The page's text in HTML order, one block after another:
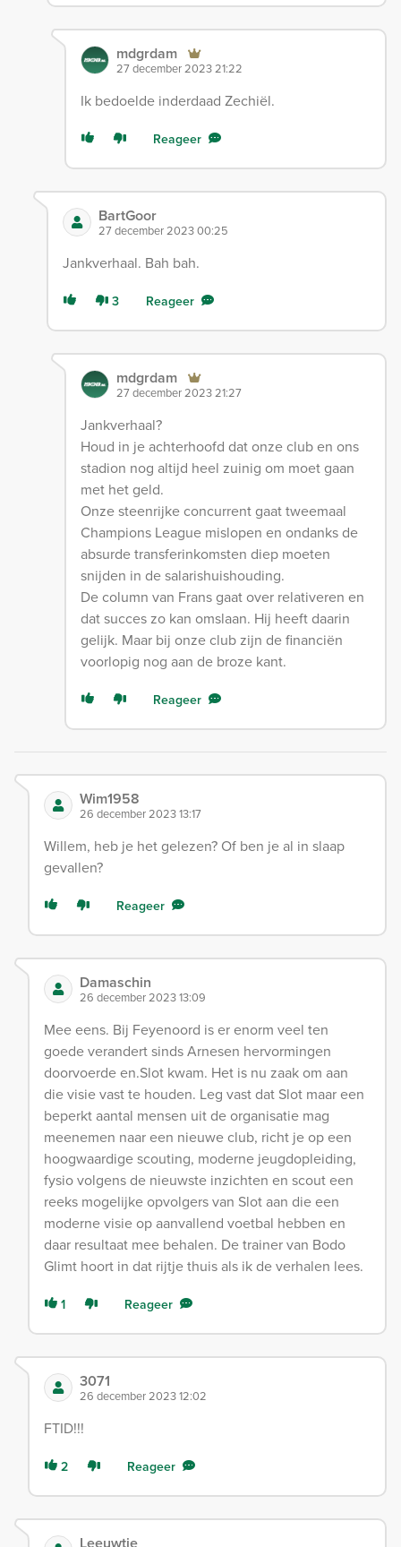
mdgrdam
27 december 2023 21:22
Ik bedoelde inderdaad Zechiël.
Reageer
BartGoor
27 december 2023 00:25
Jankverhaal. Bah bah.
3 Reageer
mdgrdam
27 december 2023 21:27
Jankverhaal?
Houd in je achterhoofd dat onze club en ons
stadion nog altijd heel zuinig om moet gaan
met het geld.
Onze steenrijke concurrent gaat tweemaal
Champions League mislopen en ondanks de
absurde transferinkomsten diep moeten
snijden in de salarishuishouding.
De column van Frans gaat over relativeren en
dat succes zo kan omslaan. Hij heeft daarin
gelijk. Maar bij onze club zijn de financiën
voorlopig nog aan de broze kant.
Reageer
Wim1958
26 december 2023 13:17
Willem, heb je het gelezen? Of ben je al in slaap
gevallen?
Reageer
Damaschin
26 december 2023 13:09
Mee eens. Bij Feyenoord is er enorm veel ten
goede verandert sinds Arnesen hervormingen
doorvoerde en.Slot kwam. Het is nu zaak om aan
die visie vast te houden. Leg vast dat Slot maar een
beperkt aantal mensen uit de organisatie mag
meenemen naar een nieuwe club, richt je op een
hoogwaardige scouting, moderne jeugdopleiding,
fysio volgens de nieuwste inzichten en scout een
reeks mogelijke opvolgers van Slot aan die een
moderne visie op aanvallend voetbal hebben en
daar resultaat mee behalen. De trainer van Bodo
Glimt hoort in dat rijtje thuis als ik de verhalen lees.
1 Reageer
3071
26 december 2023 12:02
FTID!!!
2 Reageer